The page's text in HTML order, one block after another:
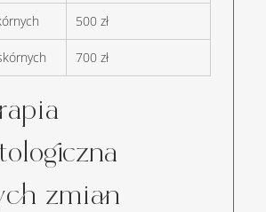
500 zł
700 zł
zmian